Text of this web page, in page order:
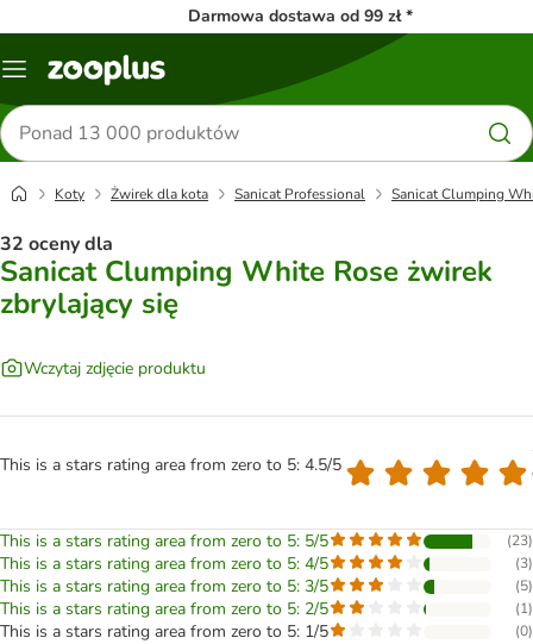
Darmowa dostawa od 99 zł *
Menu
Szukaj
produktów
Koty Żwirek dla kota Sanicat Professional Sanicat Clumping
32 oceny dla
Sanicat Clumping White Rose żwirek
zbrylający się
Wczytaj zdjęcie produktu
This is a stars rating area from zero to 5: 4.5/5
This is a stars rating area from zero to 5: 5/5 (23)
This is a stars rating area from zero to 5: 4/5 (3)
This is a stars rating area from zero to 5: 3/5 (5)
This is a stars rating area from zero to 5: 2/5 (1)
This is a stars rating area from zero to 5: 1/5 (0)